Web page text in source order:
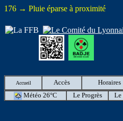
176 → Pluie éparse à proximité
Accueil Accès Horaires
Météo 26°C
Le Progrès Le